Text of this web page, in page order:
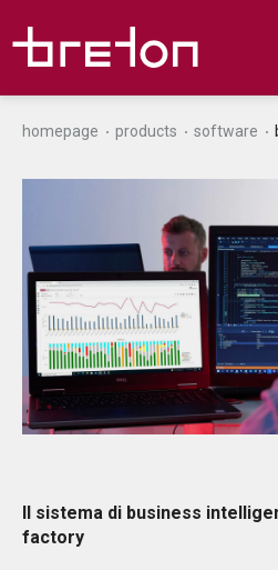
homepage products software
Il sistema di business
factory